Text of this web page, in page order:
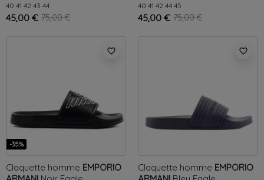
40 41 42 43 44
45,00 € 75,00 €
40 41 42 44 45
45,00 € 75,00 €
favorite_border
-35%
Claquette homme EMPORIO
favorite_border
Claquette homme EMPORIO